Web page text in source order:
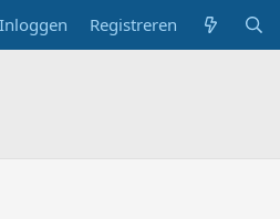
Inloggen Registreren